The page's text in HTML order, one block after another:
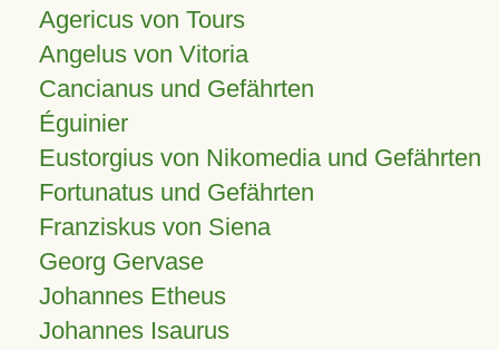
Agericus von Tours
Angelus von Vitoria
Cancianus und Gefährten
Éguinier
Eustorgius von Nikomedia und Gefährten
Fortunatus und Gefährten
Franziskus von Siena
Georg Gervase
Johannes Etheus
Johannes Isaurus